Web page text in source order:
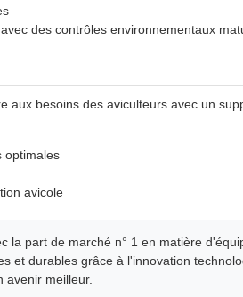
des contrôles environnementaux
besoins des aviculteurs avec un
optimales
avicole
la part de marché n° 1 en matière
et durables grâce à l'innovation
avenir meilleur.